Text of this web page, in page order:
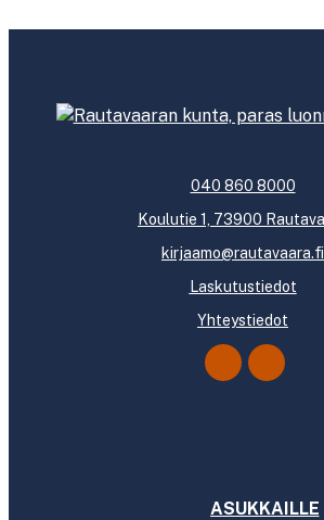
040 860 8000
Koulutie 1, 73900
kirjaamo@rautavaara.fi
Laskutustiedot
Yhteystiedot
ASUKKAILLE